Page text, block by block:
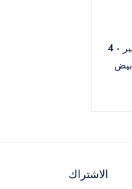
طقم وسائد سرير فايبر - 4
الاشتراك